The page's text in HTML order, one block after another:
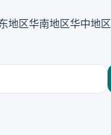
地区华南地区华中地区